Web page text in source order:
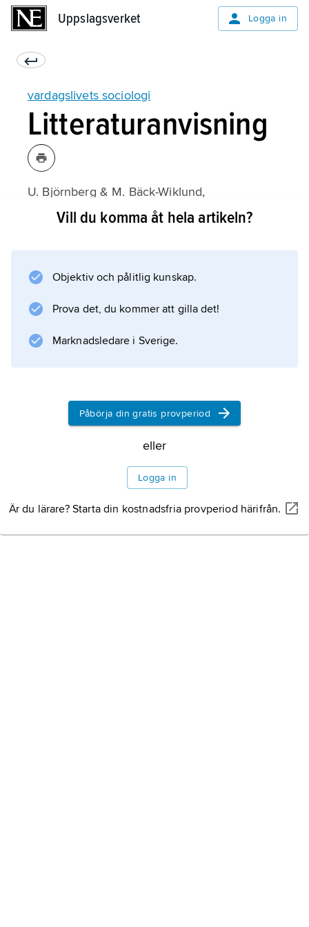
Uppslagsverket Logga in
vardagslivets sociologi
Litteraturanvisning
U. Björnberg & M. Bäck-Wiklund,
Vardagslivets organisering i familj och
Information om artikeln
Vill du komma åt hela artikeln?
Objektiv och pålitlig kunskap.
Prova det, du kommer att gilla det!
Marknadsledare i Sverige.
Påbörja din gratis provperiod
eller
Logga in
Är du lärare? Starta din kostnadsfria provperiod härifrån.